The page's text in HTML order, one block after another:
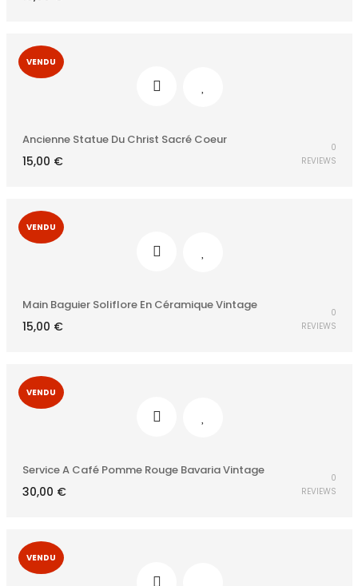
VENDU
Ancienne Statue Du Christ Sacré Coeur
15,00 €
0
REVIEWS
VENDU
Main Baguier Soliflore En Céramique Vintage
15,00 €
0
REVIEWS
VENDU
Service A Café Pomme Rouge Bavaria Vintage
30,00 €
0
REVIEWS
VENDU